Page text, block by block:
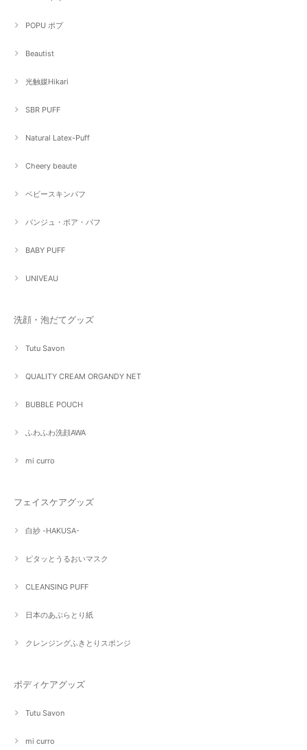
POPU ポプ
Beautist
光触媒Hikari
SBR PUFF
Natural Latex-Puff
Cheery beaute
ベビースキンパフ
パンジュ・ボア・パフ
BABY PUFF
UNIVEAU
洗顔・泡だてグッズ
Tutu Savon
QUALITY CREAM ORGANDY NET
BUBBLE POUCH
ふわふわ洗顔AWA
mi curro
フェイスケアグッズ
白紗 -HAKUSA-
ピタッとうるおいマスク
CLEANSING PUFF
日本のあぶらとり紙
クレンジングふきとりスポンジ
ボディケアグッズ
Tutu Savon
mi curro